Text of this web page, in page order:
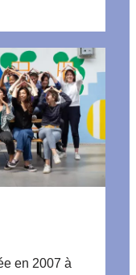
en 2007 à